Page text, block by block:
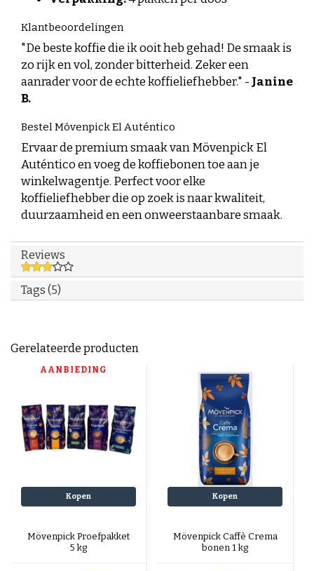
Klantbeoordelingen
"De beste koffie die ik ooit heb gehad! De smaak is
zo rijk en vol, zonder bitterheid. Zeker een
aanrader voor de echte koffieliefhebber." - Janine
B.
Bestel Mövenpick El Auténtico
Ervaar de premium smaak van Mövenpick El
Auténtico en voeg de koffiebonen toe aan je
winkelwagentje. Perfect voor elke
koffieliefhebber die op zoek is naar kwaliteit,
duurzaamheid en een onweerstaanbare smaak.
Reviews
Tags (5)
Gerelateerde producten
AANBIEDING
Kopen
Mövenpick Proefpakket
5 kg
Kopen
Mövenpick Caffè Crema
bonen 1 kg